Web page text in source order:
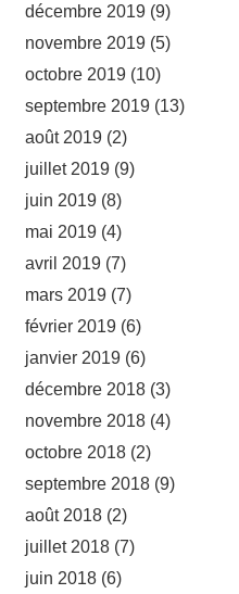
décembre 2019 (9)
novembre 2019 (5)
octobre 2019 (10)
septembre 2019 (13)
août 2019 (2)
juillet 2019 (9)
juin 2019 (8)
mai 2019 (4)
avril 2019 (7)
mars 2019 (7)
février 2019 (6)
janvier 2019 (6)
décembre 2018 (3)
novembre 2018 (4)
octobre 2018 (2)
septembre 2018 (9)
août 2018 (2)
juillet 2018 (7)
juin 2018 (6)